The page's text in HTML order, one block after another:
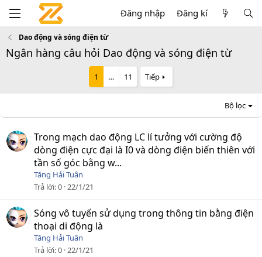
Đăng nhập Đăng kí
Dao động và sóng điện từ
Ngân hàng câu hỏi Dao động và sóng điện từ
1 … 11 Tiếp
Bộ lọc
Trong mạch dao động LC lí tưởng với cường độ
dòng điện cực đại là I0 và dòng điện biến thiên với
tần số góc bằng w...
Tăng Hải Tuân
Trả lời 0 22/1/21
Sóng vô tuyến sử dụng trong thông tin bằng điện
thoại di động là
Tăng Hải Tuân
Trả lời 0 22/1/21